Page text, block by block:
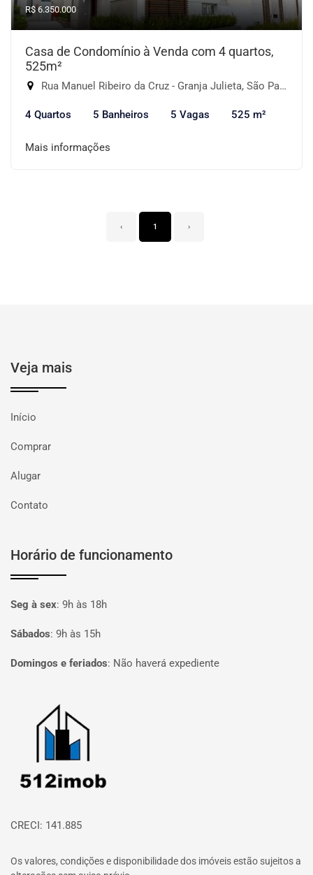
R$ 6.350.000
Casa de Condomínio à Venda com 4 quartos,
525m²
Rua Manuel Ribeiro da Cruz - Granja Julieta, São Paulo-SP
4 Quartos 5 Banheiros 5 Vagas 525 m²
Mais informações
‹ 1 ›
Veja mais
Início
Comprar
Alugar
Contato
Horário de funcionamento
Seg à sex: 9h às 18h
Sábados: 9h às 15h
Domingos e feriados: Não haverá expediente
Página inicial
CRECI: 141.885
Os valores, condições e disponibilidade dos imóveis estão sujeitos a